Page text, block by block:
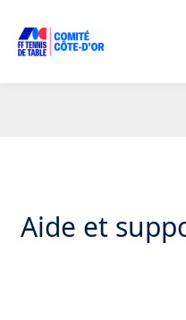
contenu
Aide et